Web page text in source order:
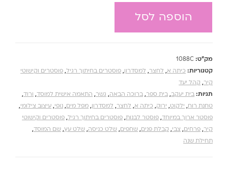
הוספה לסל
מק"ט: 1088C
קטגוריות: כיתה א, לחצר, למסדרון, פוסטרים בחיתוך רגיל, פוסטרים וקישוטי
קיר, קהל יעד
תגיות: בית יעקב, בית ספר, ברוכה הבאה, גשר, התאמה אישית למוסד, ורוד,
טחנת רוח, ילקוט, ירוק, כיתה א, לחצר, למסדרון, מפל מים, נופי, עיצוב צילומי,
פוסטר ארוך במיוחד, פוסטר לבנות, פוסטרים בחיתוך רגיל, פוסטרים וקישוטי
קיר, פרחים, צבי, קבלת פנים, שחפים, שלט כניסה, שלט עץ, שם המוסד,
תחילת שנה